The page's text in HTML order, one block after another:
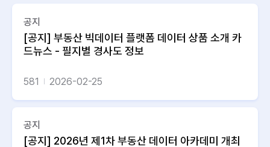
공지
[공지] 부동산 빅데이터 플랫폼 데이터 상품 소개 카
드뉴스 - 필지별 경사도 정보
581 2026-02-25
공지
[공지] 2026년 제1차 부동산 데이터 아카데미 개최